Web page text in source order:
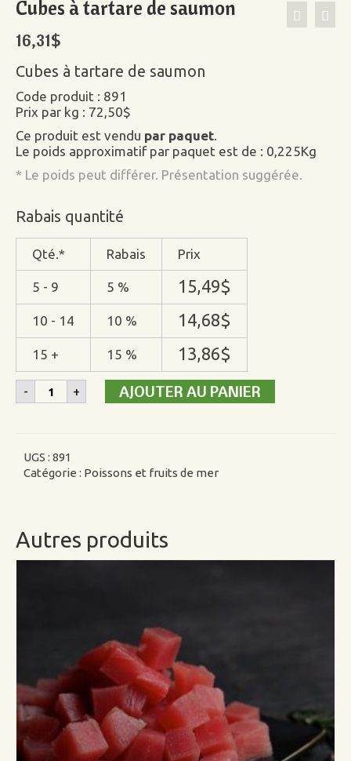
Cubes à tartare de saumon
16,31$
Cubes à tartare de saumon
Code produit : 891
Prix par kg : 72,50$
Ce produit est vendu par paquet.
Le poids approximatif par paquet est de : 0,225Kg
* Le poids peut différer. Présentation suggérée.
Rabais quantité
Qté.* Rabais Prix
5 - 9 5 % 15,49$
10 - 14 10 % 14,68$
15 + 15 % 13,86$
- quantité
de
de
saumon
+ AJOUTER AU PANIER
UGS : 891
Catégorie : Poissons et fruits de mer
Autres produits